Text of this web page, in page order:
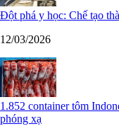
Đột phá y học: Chế tạo
12/03/2026
1.852 container tôm
phóng xạ